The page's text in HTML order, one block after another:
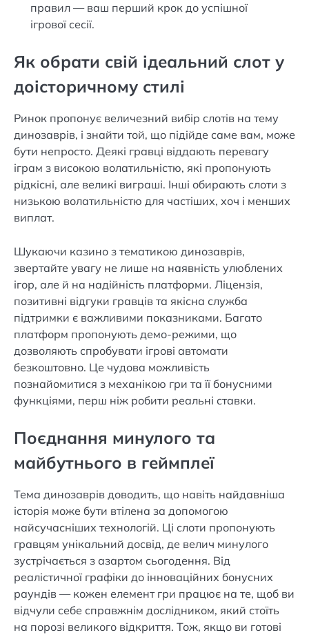
правил — ваш перший крок до успішної
ігрової сесії.
Як обрати свій ідеальний слот у
доісторичному стилі
Ринок пропонує величезний вибір слотів на тему
динозаврів, і знайти той, що підійде саме вам, може
бути непросто. Деякі гравці віддають перевагу
іграм з високою волатильністю, які пропонують
рідкісні, але великі виграші. Інші обирають слоти з
низькою волатильністю для частіших, хоч і менших
виплат.
Шукаючи казино з тематикою динозаврів,
звертайте увагу не лише на наявність улюблених
ігор, але й на надійність платформи. Ліцензія,
позитивні відгуки гравців та якісна служба
підтримки є важливими показниками. Багато
платформ пропонують демо-режими, що
дозволяють спробувати ігрові автомати
безкоштовно. Це чудова можливість
познайомитися з механікою гри та її бонусними
функціями, перш ніж робити реальні ставки.
Поєднання минулого та
майбутнього в геймплеї
Тема динозаврів доводить, що навіть найдавніша
історія може бути втілена за допомогою
найсучасніших технологій. Ці слоти пропонують
гравцям унікальний досвід, де велич минулого
зустрічається з азартом сьогодення. Від
реалістичної графіки до інноваційних бонусних
раундів — кожен елемент гри працює на те, щоб ви
відчули себе справжнім дослідником, який стоїть
на порозі великого відкриття. Тож, якщо ви готові